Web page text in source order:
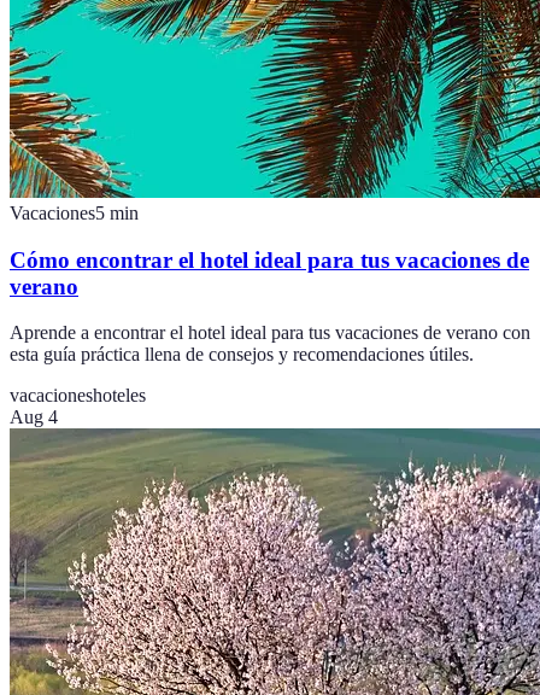
Vacaciones5 min
Cómo encontrar el hotel ideal para tus vacaciones de
verano
Aprende a encontrar el hotel ideal para tus vacaciones de verano con
esta guía práctica llena de consejos y recomendaciones útiles.
vacacioneshoteles
Aug 4